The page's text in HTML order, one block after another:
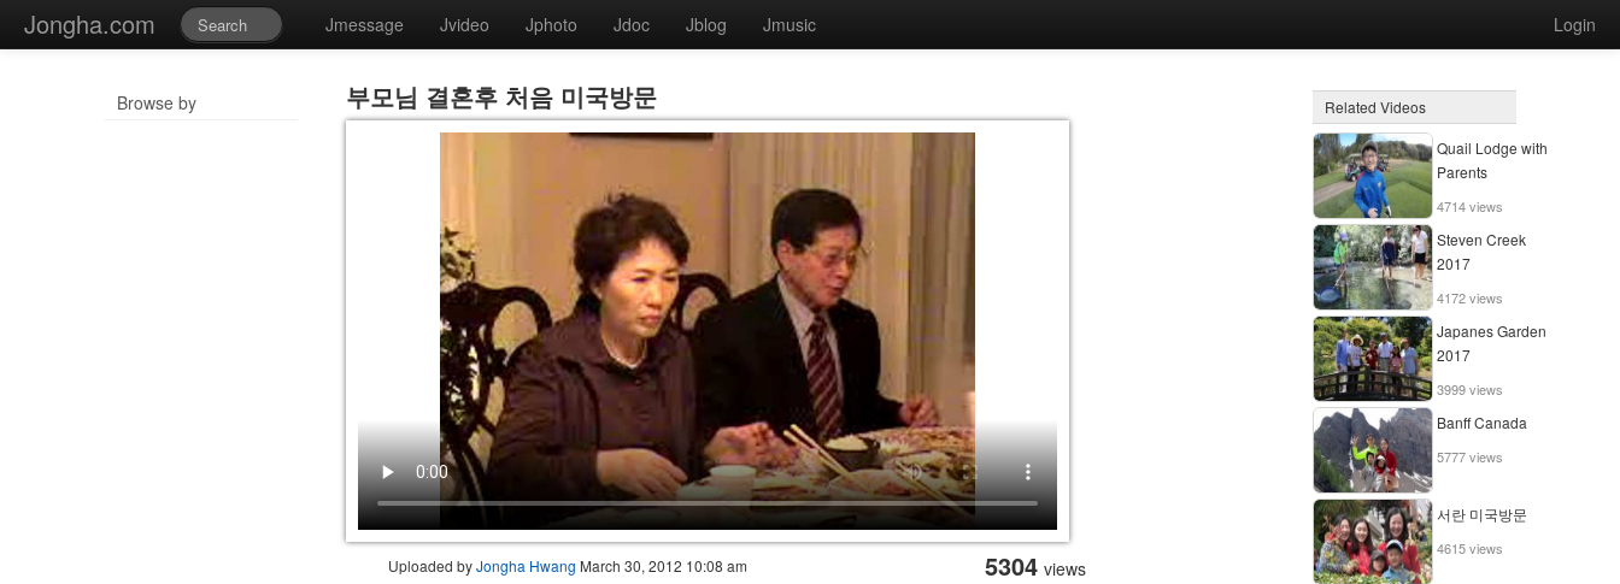
Jongha.com Login
Jmessage Jvideo Jphoto Jdoc Jblog Jmusic
Browse by 부모님 결혼후 처음 미국방문
Uploaded byJongha Hwang March 30, 2012 10:08 am 5304 views
Related Videos
Quail Lodge with
Parents
4714 views
Steven Creek
2017
4172 views
Japanes Garden
2017
3999 views
Banff Canada
5777 views
서란 미국방문
4615 views